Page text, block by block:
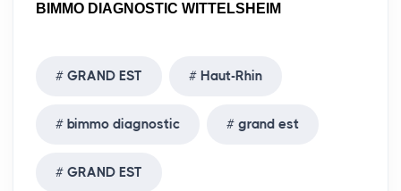
BIMMO DIAGNOSTIC WITTELSHEIM
GRAND EST Haut-Rhin
bimmo diagnostic grand est
GRAND EST